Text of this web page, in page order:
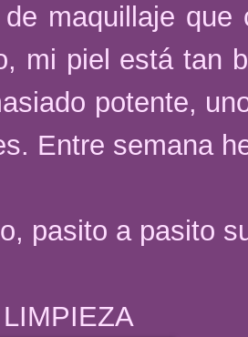
de maquillaje
mi piel está tan
potente,
Entre semana
pasito a pasito